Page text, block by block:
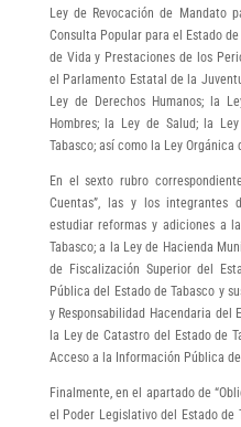
Ley de Revocación de Mandato
Consulta Popular para el Estado
de Vida y Prestaciones de los
el Parlamento Estatal de la
Ley de Derechos Humanos; la
Hombres; la Ley de Salud; la
Tabasco; así como la Ley
En el sexto rubro
Cuentas”, las y los integrantes
estudiar reformas y adiciones a
Tabasco; a la Ley de Hacienda
de Fiscalización Superior del
Pública del Estado de Tabasco y
y Responsabilidad Hacendaria del
la Ley de Catastro del Estado de
Acceso a la Información Pública
Finalmente, en el apartado de
el Poder Legislativo del Estado de